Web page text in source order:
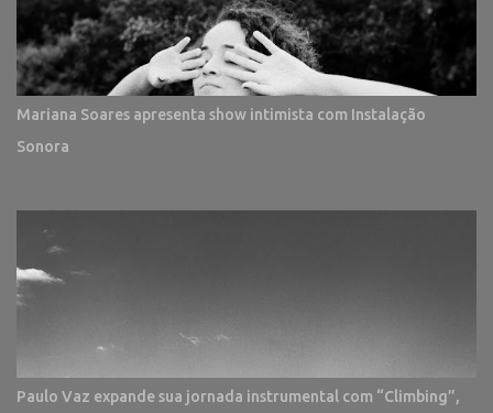
Mariana Soares apresenta show intimista com Instalação
Sonora
Paulo Vaz expande sua jornada instrumental com “Climbing”,